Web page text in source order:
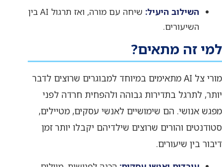
השילוב היעיל:
שיחה עם מורה, ואז תרגול AI בין
השיעורים.
למי זה מתאים?
מורי צל AI מתאימים במיוחד למבוגרים שרוצים לדבר
יותר, לתרגל בתדירות גבוהה ולהפחית חרדה לפני
מפגש אנושי. הם שימושיים לאנשי עסקים, מטיילים,
סטודנטים והורים שרוצים שילדיהם יקבלו יותר זמן
דיבור בין שיעורים.